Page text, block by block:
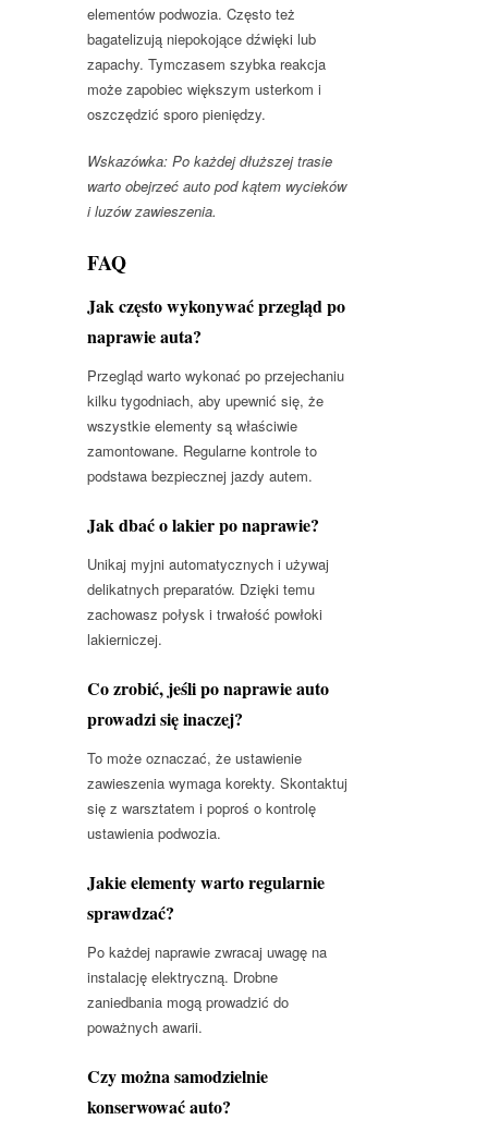
elementów podwozia. Często też
bagatelizują niepokojące dźwięki lub
zapachy. Tymczasem szybka reakcja
może zapobiec większym usterkom i
oszczędzić sporo pieniędzy.
Wskazówka: Po każdej dłuższej trasie
warto obejrzeć auto pod kątem wycieków
i luzów zawieszenia.
FAQ
Jak często wykonywać przegląd po
naprawie auta?
Przegląd warto wykonać po przejechaniu
kilku tygodniach, aby upewnić się, że
wszystkie elementy są właściwie
zamontowane. Regularne kontrole to
podstawa bezpiecznej jazdy autem.
Jak dbać o lakier po naprawie?
Unikaj myjni automatycznych i używaj
delikatnych preparatów. Dzięki temu
zachowasz połysk i trwałość powłoki
lakierniczej.
Co zrobić, jeśli po naprawie auto
prowadzi się inaczej?
To może oznaczać, że ustawienie
zawieszenia wymaga korekty. Skontaktuj
się z warsztatem i poproś o kontrolę
ustawienia podwozia.
Jakie elementy warto regularnie
sprawdzać?
Po każdej naprawie zwracaj uwagę na
instalację elektryczną. Drobne
zaniedbania mogą prowadzić do
poważnych awarii.
Czy można samodzielnie
konserwować auto?